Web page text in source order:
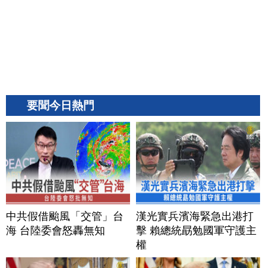
要聞今日熱門
中共假借颱風「交管」台
海 台陸委會怒轟無知
漢光實兵濱海緊急出港打
擊 賴總統勗勉國軍守護主
權